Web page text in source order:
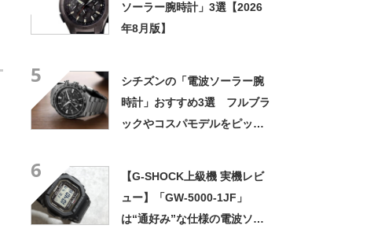
ソーラー腕時計」3選【2026
年8月版】
5
シチズンの「電波ソーラー腕
時計」おすすめ3選 フルブラ
ックやコスパモデルをピック
6
【G-SHOCK上級機 実機レビ
ュー】「GW-5000-1JF」
は“通好み”な仕様の電波ソー